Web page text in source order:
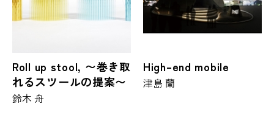
Roll up stool, 〜巻き取
れるスツールの提案〜
鈴木 舟
High–end mobile
津島 蘭